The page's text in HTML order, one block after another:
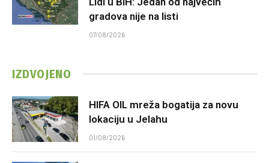
gradova nije na listi
07/08/2026
IZDVOJENO
HIFA OIL mreža bogatija za novu
lokaciju u Jelahu
01/08/2026